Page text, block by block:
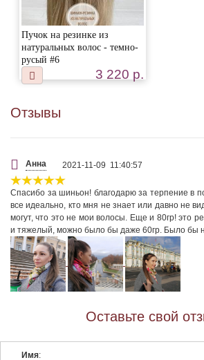
Пучок на резинке из
натуральных волос - темно-
русый #6
3 220 р.
Отзывы
Анна 2021-11-09 11:40:57
Спасибо за шиньон! благодарю за терпение в
все идеально, кто мня не знает или давно не
могут, что это не мои волосы. Еще и 80гр! это
и тяжелый, можно было бы даже 60гр. Было бы
Оставьте свой
Имя: